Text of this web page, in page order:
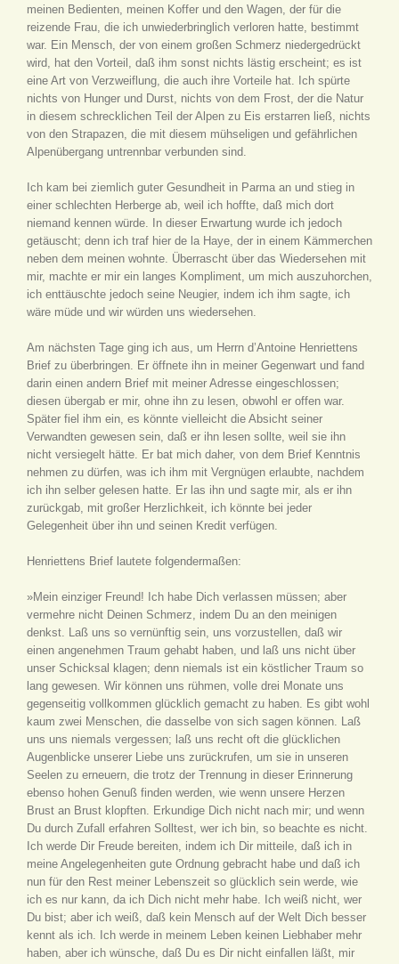
meinen Bedienten, meinen Koffer und den Wagen, der für die
reizende Frau, die ich unwiederbringlich verloren hatte, bestimmt
war. Ein Mensch, der von einem großen Schmerz niedergedrückt
wird, hat den Vorteil, daß ihm sonst nichts lästig erscheint; es ist
eine Art von Verzweiflung, die auch ihre Vorteile hat. Ich spürte
nichts von Hunger und Durst, nichts von dem Frost, der die Natur
in diesem schrecklichen Teil der Alpen zu Eis erstarren ließ, nichts
von den Strapazen, die mit diesem mühseligen und gefährlichen
Alpenübergang untrennbar verbunden sind.
Ich kam bei ziemlich guter Gesundheit in Parma an und stieg in
einer schlechten Herberge ab, weil ich hoffte, daß mich dort
niemand kennen würde. In dieser Erwartung wurde ich jedoch
getäuscht; denn ich traf hier de la Haye, der in einem Kämmerchen
neben dem meinen wohnte. Überrascht über das Wiedersehen mit
mir, machte er mir ein langes Kompliment, um mich auszuhorchen,
ich enttäuschte jedoch seine Neugier, indem ich ihm sagte, ich
wäre müde und wir würden uns wiedersehen.
Am nächsten Tage ging ich aus, um Herrn d’Antoine Henriettens
Brief zu überbringen. Er öffnete ihn in meiner Gegenwart und fand
darin einen andern Brief mit meiner Adresse eingeschlossen;
diesen übergab er mir, ohne ihn zu lesen, obwohl er offen war.
Später fiel ihm ein, es könnte vielleicht die Absicht seiner
Verwandten gewesen sein, daß er ihn lesen sollte, weil sie ihn
nicht versiegelt hätte. Er bat mich daher, von dem Brief Kenntnis
nehmen zu dürfen, was ich ihm mit Vergnügen erlaubte, nachdem
ich ihn selber gelesen hatte. Er las ihn und sagte mir, als er ihn
zurückgab, mit großer Herzlichkeit, ich könnte bei jeder
Gelegenheit über ihn und seinen Kredit verfügen.
Henriettens Brief lautete folgendermaßen:
»Mein einziger Freund! Ich habe Dich verlassen müssen; aber
vermehre nicht Deinen Schmerz, indem Du an den meinigen
denkst. Laß uns so vernünftig sein, uns vorzustellen, daß wir
einen angenehmen Traum gehabt haben, und laß uns nicht über
unser Schicksal klagen; denn niemals ist ein köstlicher Traum so
lang gewesen. Wir können uns rühmen, volle drei Monate uns
gegenseitig vollkommen glücklich gemacht zu haben. Es gibt wohl
kaum zwei Menschen, die dasselbe von sich sagen können. Laß
uns uns niemals vergessen; laß uns recht oft die glücklichen
Augenblicke unserer Liebe uns zurückrufen, um sie in unseren
Seelen zu erneuern, die trotz der Trennung in dieser Erinnerung
ebenso hohen Genuß finden werden, wie wenn unsere Herzen
Brust an Brust klopften. Erkundige Dich nicht nach mir; und wenn
Du durch Zufall erfahren Solltest, wer ich bin, so beachte es nicht.
Ich werde Dir Freude bereiten, indem ich Dir mitteile, daß ich in
meine Angelegenheiten gute Ordnung gebracht habe und daß ich
nun für den Rest meiner Lebenszeit so glücklich sein werde, wie
ich es nur kann, da ich Dich nicht mehr habe. Ich weiß nicht, wer
Du bist; aber ich weiß, daß kein Mensch auf der Welt Dich besser
kennt als ich. Ich werde in meinem Leben keinen Liebhaber mehr
haben, aber ich wünsche, daß Du es Dir nicht einfallen läßt, mir